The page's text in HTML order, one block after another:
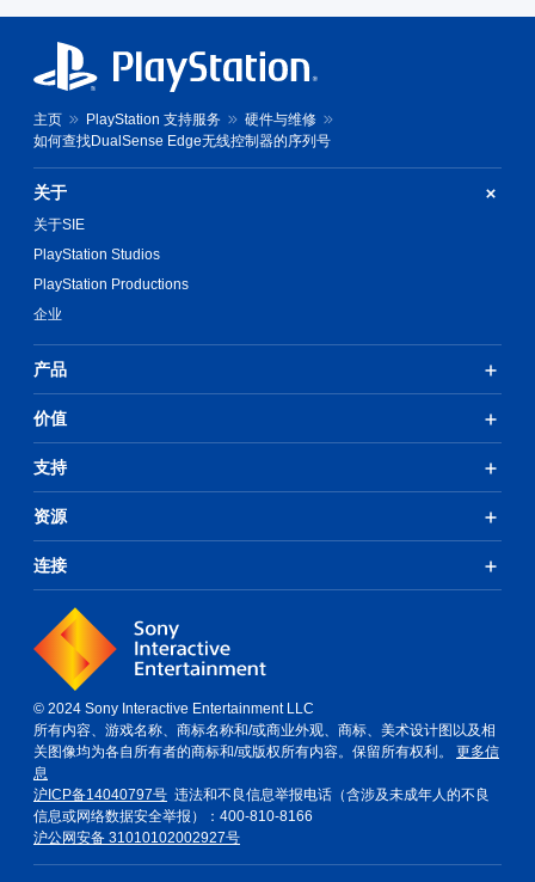
主页 PlayStation 支持服务
硬件与维修
如何查找DualSense Edge无线控制器的序列号
关于
关于SIE
PlayStation Studios
PlayStation Productions
企业
产品
价值
支持
资源
连接
© 2024 Sony Interactive Entertainment LLC
所有内容、游戏名称、商标名称和/或商业外观、商标、美术设计图以及相
关图像均为各自所有者的商标和/或版权所有内容。保留所有权利。 更多信
息
沪ICP备14040797号 违法和不良信息举报电话（含涉及未成年人的不良
信息或网络数据安全举报）：400-810-8166
沪公网安备 31010102002927号